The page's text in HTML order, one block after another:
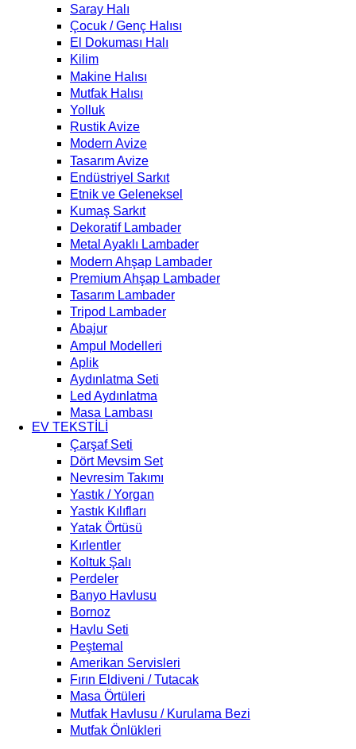
Saray Halı
Çocuk / Genç Halısı
El Dokuması Halı
Kilim
Makine Halısı
Mutfak Halısı
Yolluk
Rustik Avize
Modern Avize
Tasarım Avize
Endüstriyel Sarkıt
Etnik ve Geleneksel
Kumaş Sarkıt
Dekoratif Lambader
Metal Ayaklı Lambader
Modern Ahşap Lambader
Premium Ahşap Lambader
Tasarım Lambader
Tripod Lambader
Abajur
Ampul Modelleri
Aplik
Aydınlatma Seti
Led Aydınlatma
Masa Lambası
EV TEKSTİLİ
Çarşaf Seti
Dört Mevsim Set
Nevresim Takımı
Yastık / Yorgan
Yastık Kılıfları
Yatak Örtüsü
Kırlentler
Koltuk Şalı
Perdeler
Banyo Havlusu
Bornoz
Havlu Seti
Peştemal
Amerikan Servisleri
Fırın Eldiveni / Tutacak
Masa Örtüleri
Mutfak Havlusu / Kurulama Bezi
Mutfak Önlükleri